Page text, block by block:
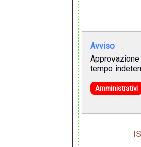
Avviso
tempo
Amministrativi